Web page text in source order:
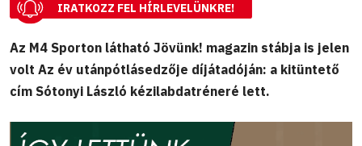
IRATKOZZ FEL HÍRLEVELÜNKRE!
Az M4 Sporton látható Jövünk! magazin stábja is jelen
volt Az év utánpótlásedzője díjátadóján: a kitüntető
cím Sótonyi László kézilabdatréneré lett.